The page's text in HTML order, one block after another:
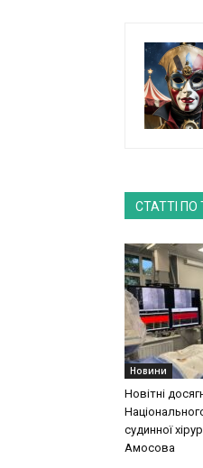
СТАТТІ ПО
Новини
Новітні
судинної
Амосова